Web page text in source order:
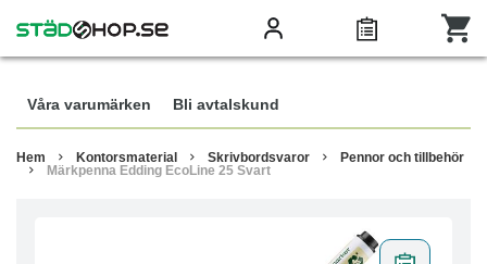
Våra varumärken Bli avtalskund
Hem Kontorsmaterial Skrivbordsvaror
Pennor och tillbehör
Märkpenna Edding EcoLine 25 Svart